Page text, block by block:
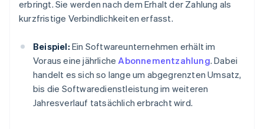
erbringt. Sie werden nach dem Erhalt der Zahlung als
kurzfristige Verbindlichkeiten erfasst.
Beispiel: Ein Softwareunternehmen erhält im
Voraus eine jährlicheAbonnementzahlung. Dabei
handelt es sich so lange um abgegrenzten Umsatz,
bis die Softwaredienstleistung im weiteren
Jahresverlauf tatsächlich erbracht wird.